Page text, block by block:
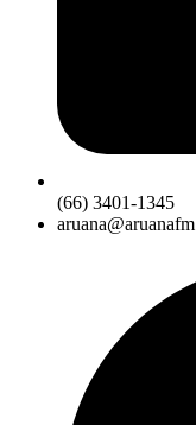
(66) 3401-1345